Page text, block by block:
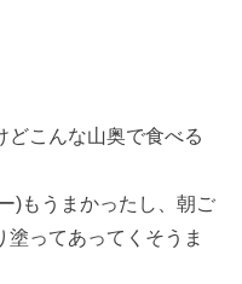
どこんな山奥で食べる
)もうまかったし、朝ご
ってあってくそうま